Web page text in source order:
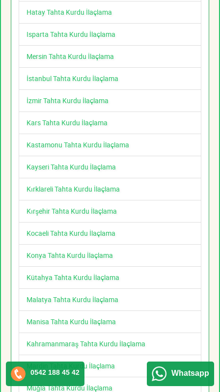
Hatay Tahta Kurdu İlaçlama
Isparta Tahta Kurdu İlaçlama
Mersin Tahta Kurdu İlaçlama
İstanbul Tahta Kurdu İlaçlama
İzmir Tahta Kurdu İlaçlama
Kars Tahta Kurdu İlaçlama
Kastamonu Tahta Kurdu İlaçlama
Kayseri Tahta Kurdu İlaçlama
Kırklareli Tahta Kurdu İlaçlama
Kırşehir Tahta Kurdu İlaçlama
Kocaeli Tahta Kurdu İlaçlama
Konya Tahta Kurdu İlaçlama
Kütahya Tahta Kurdu İlaçlama
Malatya Tahta Kurdu İlaçlama
Manisa Tahta Kurdu İlaçlama
Kahramanmaraş Tahta Kurdu İlaçlama
Mardin Tahta Kurdu İlaçlama
Muğla Tahta Kurdu İlaçlama
0542 188 45 42 Whatsapp